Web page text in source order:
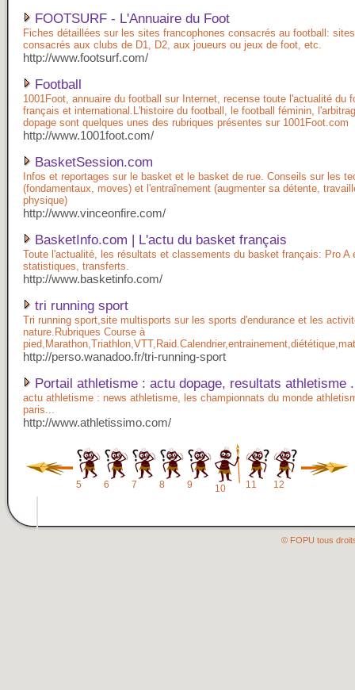
FOOTSURF - L'Annuaire du Foot
Fiches détaillées sur les sites francophones consacrés au football:
consacrés aux clubs de D1, D2, aux joueurs ou jeux de foot, etc.
http://www.footsurf.com/
Football
1001Foot, annuaire du football sur Internet, recense toute l'actualité du
français et international.L'histoire du football, le football féminin,
dopage sont quelques unes des rubriques présentes sur 1001Foot.com
http://www.1001foot.com/
BasketSession.com
Infos et reportages sur le basket et le basket de rue. Conseils sur les
(fondamentaux, moves) et l'entraînement (augmenter sa détente,
physique)
http://www.vinceonfire.com/
BasketInfo.com | L'actu du basket français
Toute l'actualité, les résultats et classements du basket français: Pro A
statistiques, transferts.
http://www.basketinfo.com/
tri running sport
Tri running sport,site multisports sur les sports d'endurance et les
nature.Rubriques Course à
http://perso.wanadoo.fr/tri-running-sport
Portail athletisme : actu dopage, resultats athletisme
actu athletisme : news athletisme, les championnats du monde
paris...
http://www.athletissimo.com/
5 6 7 8 9 10 11 12
© FOPU tous